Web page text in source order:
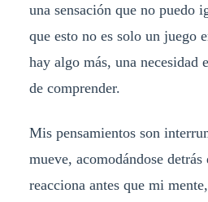
una sensación que no puedo
que esto no es solo un juego
hay algo más, una necesidad
de comprender.
Mis pensamientos son
mueve, acomodándose
reacciona antes que mi